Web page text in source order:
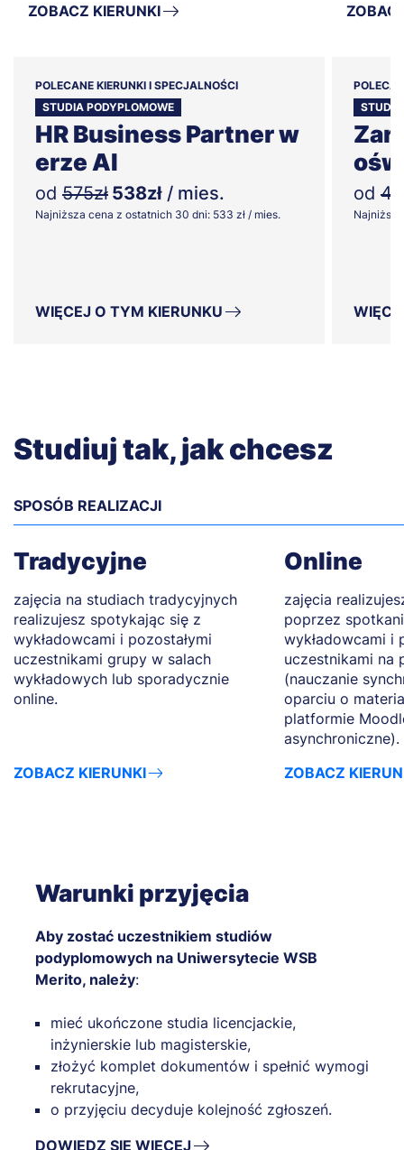
ZOBACZ KIERUNKI
POLECANE KIERUNKI I SPECJALNOŚCI
STUDIA PODYPLOMOWE
HR Business Partner w
erze AI
od 575zł 538zł / mies.
Najniższa cena z ostatnich 30 dni: 533 zł / mies.
WIĘCEJ O TYM KIERUNKU
STUDIA
od
Studiuj tak, jak chcesz
SPOSÓB REALIZACJI
Tradycyjne
zajęcia na studiach tradycyjnych
realizujesz spotykając się z
wykładowcami i pozostałymi
uczestnikami grupy w salach
wykładowych lub sporadycznie
online.
ZOBACZ KIERUNKI
Online
zajęcia
poprzez
wykładowcami i
uczestnikami na
(nauczanie
oparciu o
platformie
asynchroniczne).
ZOBACZ
Warunki przyjęcia
Aby zostać uczestnikiem studiów
podyplomowych na Uniwersytecie WSB
Merito, należy:
mieć ukończone studia licencjackie,
inżynierskie lub magisterskie,
złożyć komplet dokumentów i spełnić wymogi
rekrutacyjne,
o przyjęciu decyduje kolejność zgłoszeń.
DOWIEDZ SIĘ WIĘCEJ